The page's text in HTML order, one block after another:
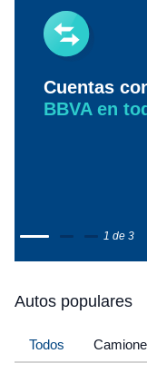
Cuentas
BBVA en
1 de 3
Autos populares
Todos